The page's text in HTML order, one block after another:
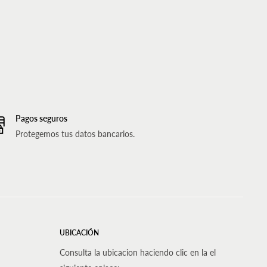
Pagos seguros
Protegemos tus datos bancarios.
UBICACIÓN
Consulta la ubicacion haciendo clic en la el